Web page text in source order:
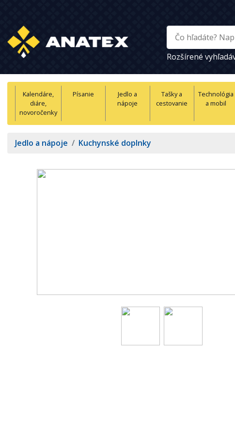
Rozšírené
Kalendáre,
diáre,
novoročenky
Písanie
Jedlo a
nápoje
Tašky a
cestovanie
Technológia
a mobil
Jedlo a nápoje / Kuchynské doplnky